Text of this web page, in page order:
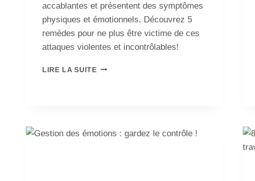
accablantes et présentent des symptômes
physiques et émotionnels. Découvrez 5
remèdes pour ne plus être victime de ces
attaques violentes et incontrôlables!
LIRE LA SUITE